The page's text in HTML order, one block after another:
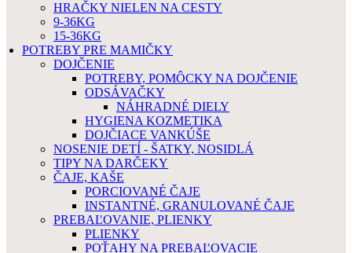
HRAČKY NIELEN NA CESTY
9-36KG
15-36KG
POTREBY PRE MAMIČKY
DOJČENIE
POTREBY, POMÔCKY NA DOJČENIE
ODSÁVAČKY
NÁHRADNÉ DIELY
HYGIENA KOZMETIKA
DOJČIACE VANKÚŠE
NOSENIE DETÍ - ŠATKY, NOSIDLÁ
TIPY NA DARČEKY
ČAJE, KAŠE
PORCIOVANÉ ČAJE
INSTANTNÉ, GRANULOVANÉ ČAJE
PREBAĽOVANIE, PLIENKY
PLIENKY
POŤAHY NA PREBAĽOVACIE